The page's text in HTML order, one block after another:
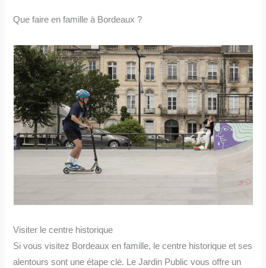
Que faire en famille à Bordeaux ?
Visiter le centre historique
Si vous visitez Bordeaux en famille, le centre historique et ses
alentours sont une étape clé. Le Jardin Public vous offre un